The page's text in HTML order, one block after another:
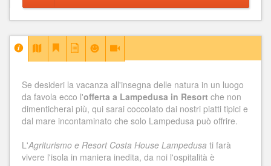
Se desideri la vacanza all'insegna delle natura in un luogo
da favola ecco l'offerta a Lampedusa in Resort che non
dimenticherai più, qui sarai coccolato dai nostri piatti tipici e
dal mare incontaminato che solo Lampedusa può offrire.
L'Agriturismo e Resort Costa House Lampedusa ti farà
vivere l'isola in maniera inedita, da noi l'ospitalità è